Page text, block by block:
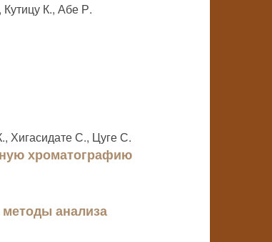
К., Абе Р.
Хигасидате С., Цуге С.
хроматографию
анализа